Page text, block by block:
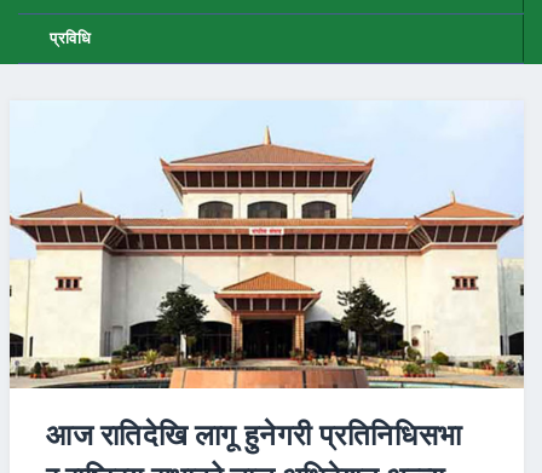
प्रविधि
आज रातिदेखि लागू हुनेगरी प्रतिनिधिसभा